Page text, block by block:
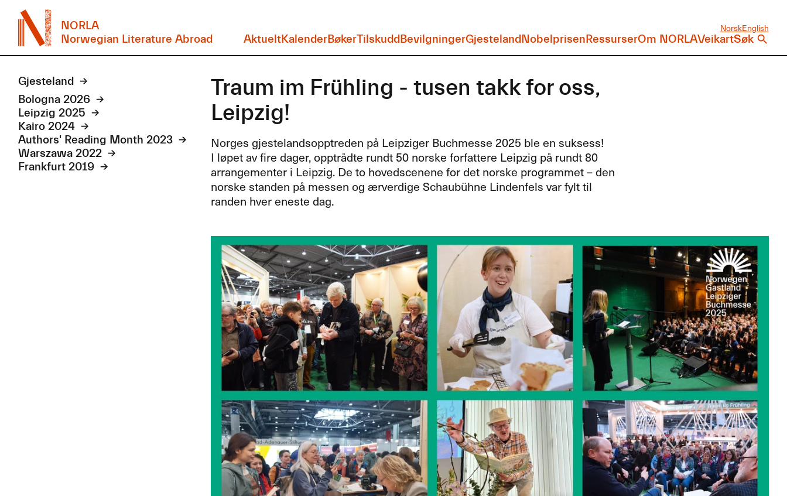
NORLA
Norwegian Literature Abroad
NorskEnglish
AktueltKalenderBøkerTilskuddBevilgningerGjestelandNobelprisenRessurserOm NORLAVeikartSøk
Gjesteland
Bologna 2026
Leipzig 2025
Kairo 2024
Authors' Reading Month 2023
Warszawa 2022
Frankfurt 2019
Traum im Frühling - tusen takk for oss,
Leipzig!
Norges gjestelandsopptreden på Leipziger Buchmesse 2025 ble en suksess!
I løpet av fire dager, opptrådte rundt 50 norske forfattere Leipzig på rundt 80
arrangementer i Leipzig. De to hovedscenene for det norske programmet – den
norske standen på messen og ærverdige Schaubühne Lindenfels var fylt til
randen hver eneste dag.